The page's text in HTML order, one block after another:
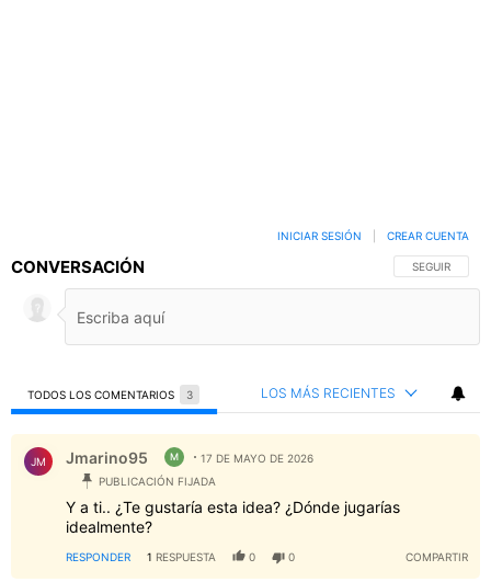
CONVERSACIÓN SIGA ESTA
SEGUIR
INICIAR SESIÓN CREAR CUENTA
TODOS LOS COMENTARIOS 3 LOS MÁS RECIENTES
Todos los comentarios
Comentario de Jmarino95.
JM Jmarino95 M
17 DE MAYO DE 2026
PUBLICACIÓN FIJADA
Y a ti.. ¿Te gustaría esta idea? ¿Dónde jugarías
idealmente?
RESPONDER 1 RESPUESTA 0 0 COMPARTIR